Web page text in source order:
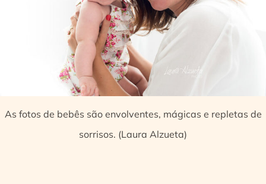
As fotos de bebês são envolventes, mágicas e repletas de
sorrisos. (Laura Alzueta)